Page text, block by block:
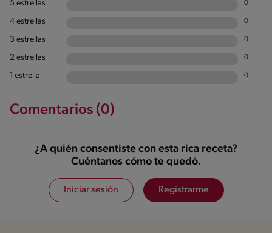
5 estrellas 0
4 estrellas 0
3 estrellas 0
2 estrellas 0
1 estrella 0
Comentarios (0)
¿A quién consentiste con esta rica receta?
Cuéntanos cómo te quedó.
Iniciar sesión Registrarme